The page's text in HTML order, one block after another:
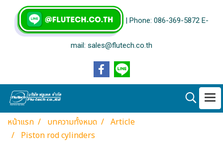
| Phone: 086-369-5872 E-
mail: sales@flutech.co.th
หน้าแรก บทความทั้งหมด
Article
Piston rod cylinders